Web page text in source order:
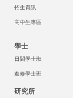
招生資訊
高中生專區
學士
日間學士班
進修學士班
研究所